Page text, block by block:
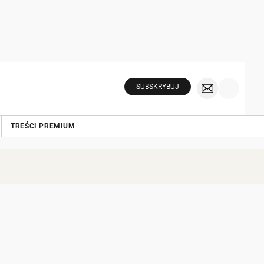
SUBSKRYBUJ
TREŚCI PREMIUM